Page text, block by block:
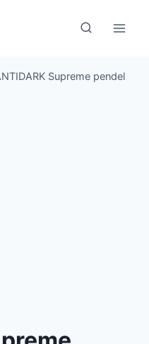
Supreme pendel